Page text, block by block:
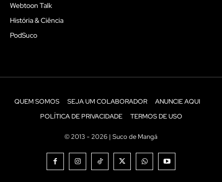
Webtoon Talk
História & Ciência
PodSuco
QUEM SOMOS SEJA UM COLABORADOR
ANUNCIE AQUI
POLÍTICA DE PRIVACIDADE
TERMOS DE USO
© 2013 - 2026 | Suco de Mangá